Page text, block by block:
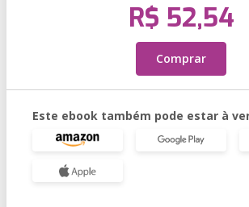
R$ 52,54
Comprar
Este ebook também pode estar à